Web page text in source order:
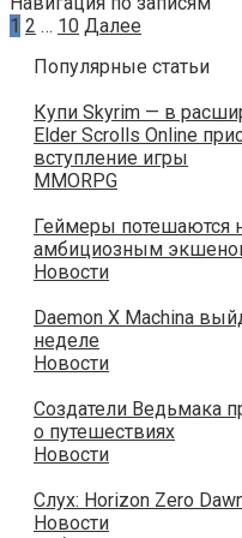
1 2 … 10 Далее
Популярные статьи
Купи Skyrim — в
Elder Scrolls Online
вступление игры
MMORPG
Геймеры потешаются
амбициозным
Новости
Daemon X Machina
неделе
Новости
Создатели Ведьмака
о путешествиях
Новости
Слух: Horizon Zero
Новости